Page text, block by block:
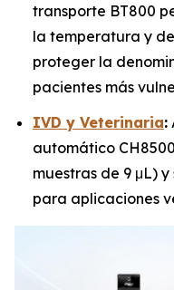
transporte BT800
la temperatura y
proteger la
pacientes más
IVD y Veterinaria:
automático
muestras de 9 μL)
para aplicaciones